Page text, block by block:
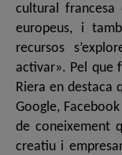
cultural francesa
europeus, i
recursos
activar». Pel que
Riera en destaca
Google,
de coneixement
creatiu i